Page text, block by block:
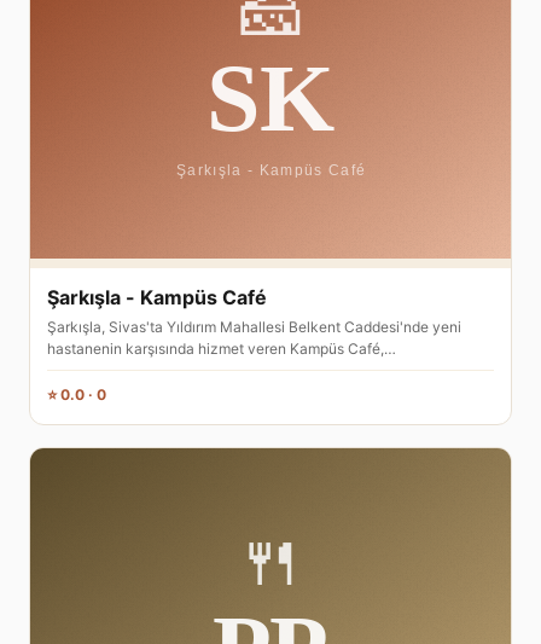
Şarkışla - Kampüs Café
Şarkışla, Sivas'ta Yıldırım Mahallesi Belkent Caddesi'nde yeni
hastanenin karşısında hizmet veren Kampüs Café,…
⭐ 0.0 · 0